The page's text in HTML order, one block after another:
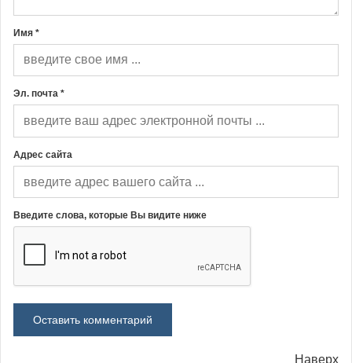
Имя *
Эл. почта *
Адрес сайта
Введите слова, которые Вы видите ниже
Наверх